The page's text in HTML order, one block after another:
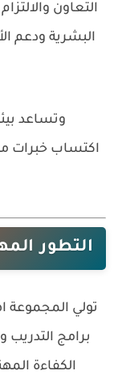
التعاون
البشرية ودعم
وتساعد
اكتساب خبرات
التطور
تولي المجموعة
برامج
الكفاءة